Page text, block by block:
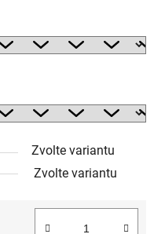
Zvolte variantu
Zvolte variantu